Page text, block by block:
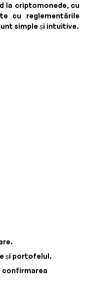
la criptomonede, cu
cu reglementările
simple și intuitive.
și portofelul.
confirmarea